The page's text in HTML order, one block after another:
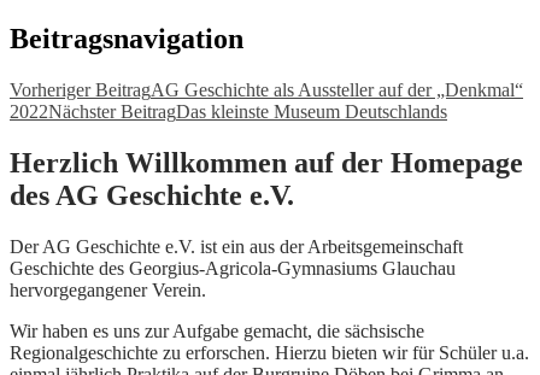
Beitragsnavigation
Vorheriger BeitragAG Geschichte als Aussteller auf der „Denkmal“
2022Nächster BeitragDas kleinste Museum Deutschlands
Herzlich Willkommen auf der Homepage
des AG Geschichte e.V.
Der AG Geschichte e.V. ist ein aus der Arbeitsgemeinschaft
Geschichte des Georgius-Agricola-Gymnasiums Glauchau
hervorgegangener Verein.
Wir haben es uns zur Aufgabe gemacht, die sächsische
Regionalgeschichte zu erforschen. Hierzu bieten wir für Schüler u.a.